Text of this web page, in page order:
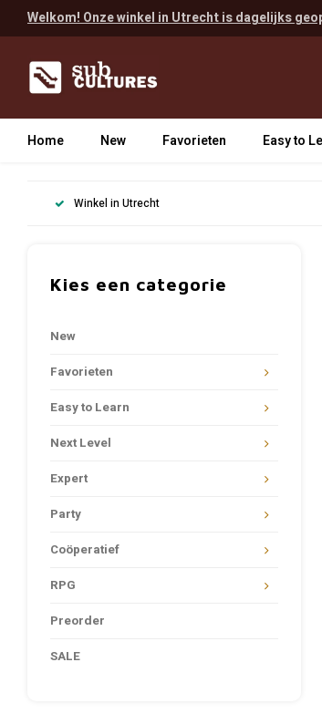
Welkom! Onze winkel in Utrecht is dagelijks
Home New Favorieten Easy to
Winkel in Utrecht
Kies een categorie
New
Favorieten
Easy to Learn
Next Level
Expert
Party
Coöperatief
RPG
Preorder
SALE